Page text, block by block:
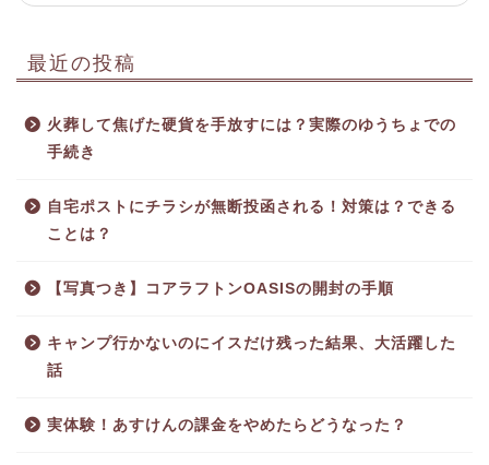
最近の投稿
火葬して焦げた硬貨を手放すには？実際のゆうちょでの
手続き
自宅ポストにチラシが無断投函される！対策は？できる
ことは？
【写真つき】コアラフトンOASISの開封の手順
キャンプ行かないのにイスだけ残った結果、大活躍した
話
実体験！あすけんの課金をやめたらどうなった？